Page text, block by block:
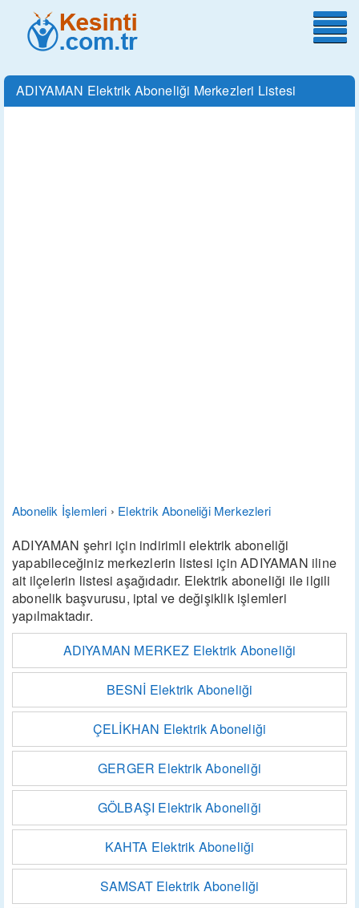
ADIYAMAN Elektrik Aboneliği Merkezleri Listesi
Abonelik İşlemleri › Elektrik Aboneliği Merkezleri
ADIYAMAN şehri için indirimli elektrik aboneliği
yapabileceğiniz merkezlerin listesi için ADIYAMAN iline
ait ilçelerin listesi aşağıdadır. Elektrik aboneliği ile ilgili
abonelik başvurusu, iptal ve değişiklik işlemleri
yapılmaktadır.
ADIYAMAN MERKEZ Elektrik Aboneliği
BESNİ Elektrik Aboneliği
ÇELİKHAN Elektrik Aboneliği
GERGER Elektrik Aboneliği
GÖLBAŞI Elektrik Aboneliği
KAHTA Elektrik Aboneliği
SAMSAT Elektrik Aboneliği